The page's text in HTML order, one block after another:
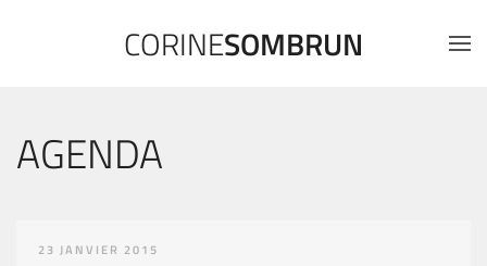
CORINESOMBRUN
AGENDA
23 JANVIER 2015